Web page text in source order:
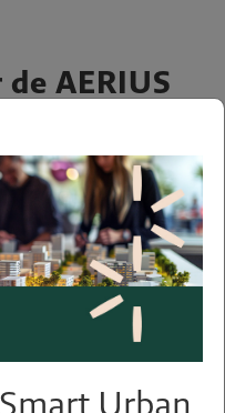
AERIUS
over de
hiervan, op de
website kan de
geopend.